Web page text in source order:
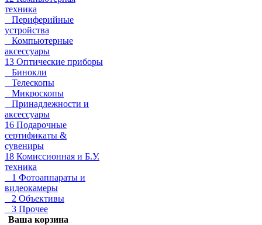
техника
Периферийные
устройства
Компьютерные
аксессуары
13 Оптические приборы
Бинокли
Телескопы
Микроскопы
Принадлежности и
аксессуары
16 Подарочные
сертификаты &
сувениры
18 Комиссионная и Б.У.
техника
1 Фотоаппараты и
видеокамеры
2 Объективы
3 Прочее
Ваша корзина